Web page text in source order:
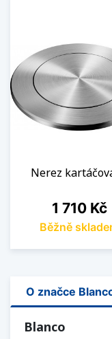
Nerez
Cena
1 710 Kč
Běžně
O značce
Blanco